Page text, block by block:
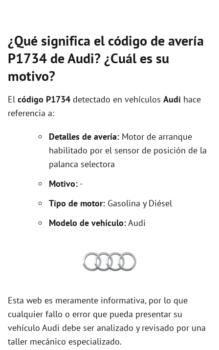
¿Qué significa el código de avería
P1734 de Audi? ¿Cuál es su
motivo?
El código P1734 detectado en vehículos Audi hace
referencia a:
Detalles de avería: Motor de arranque
habilitado por el sensor de posición de la
palanca selectora
Motivo: -
Tipo de motor: Gasolina y Diésel
Modelo de vehículo:Audi
Esta web es meramente informativa, por lo que
cualquier fallo o error que pueda presentar su
vehículo Audi debe ser analizado y revisado por una
taller mecánico especializado.